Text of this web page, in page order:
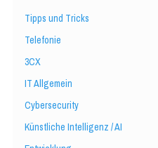
Tipps und Tricks
Telefonie
3CX
IT Allgemein
Cybersecurity
Künstliche Intelligenz / AI